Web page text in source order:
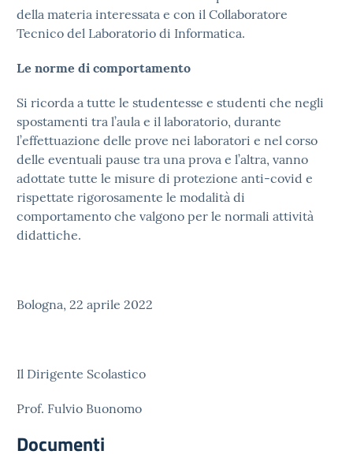
della materia interessata e con il Collaboratore
Tecnico del Laboratorio di Informatica.
Le norme di comportamento
Si ricorda a tutte le studentesse e studenti che negli
spostamenti tra l’aula e il laboratorio, durante
l’effettuazione delle prove nei laboratori e nel corso
delle eventuali pause tra una prova e l’altra, vanno
adottate tutte le misure di protezione anti-covid e
rispettate rigorosamente le modalità di
comportamento che valgono per le normali attività
didattiche.
Bologna, 22 aprile 2022
Il Dirigente Scolastico
Prof. Fulvio Buonomo
Documenti